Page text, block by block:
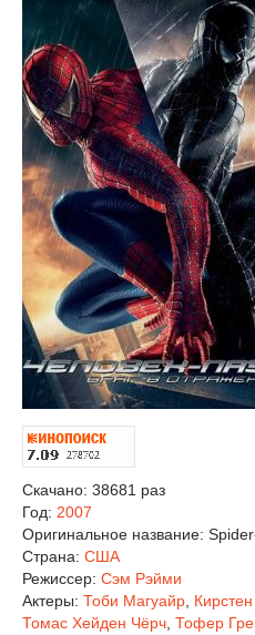
Скачано: 38681 раз
Год: 2007
Оригинальное название:
Страна: США
Режиссер: Сэм Рэйми
Актеры: Тоби Магуайр
Томас Хейден Чёрч Тофер